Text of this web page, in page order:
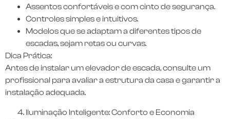
Assentos confortáveis e com cinto de segurança.
Controles simples e intuitivos.
Modelos que se adaptam a diferentes tipos de
escadas, sejam retas ou curvas.
Dica Prática:
Antes de instalar um elevador de escada, consulte um
profissional para avaliar a estrutura da casa e garantir a
instalação adequada.
Iluminação Inteligente: Conforto e Economia